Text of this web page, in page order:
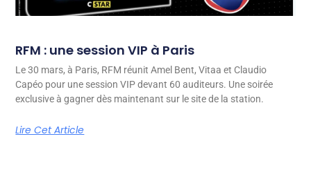
RFM : une session VIP à Paris
Le 30 mars, à Paris, RFM réunit Amel Bent, Vitaa et Claudio
Capéo pour une session VIP devant 60 auditeurs. Une soirée
exclusive à gagner dès maintenant sur le site de la station.
Lire Cet Article